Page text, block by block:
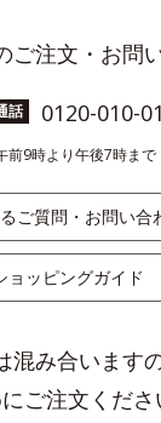
ご注文・お問
話 0120-010-
前9時より午後7時まで
ご質問・お問い合
ョッピングガイド
混み合います
ご注文くださ